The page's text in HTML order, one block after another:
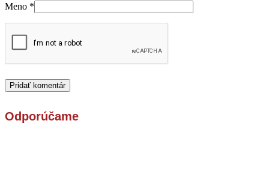
Meno *
Odporúčame